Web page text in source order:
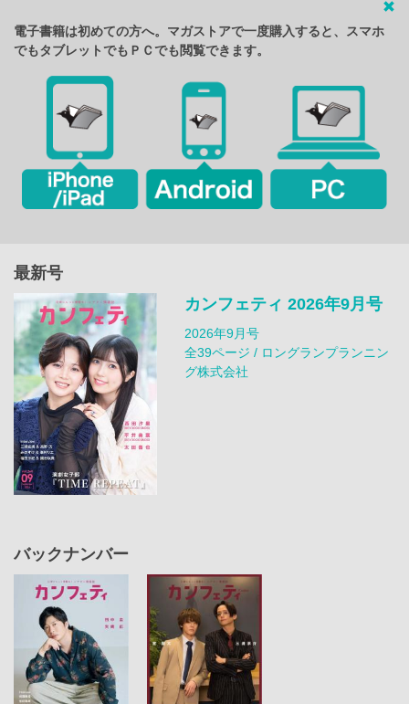
電子書籍は初めての方へ。マガストアで一度購入すると、スマホ
でもタブレットでもＰＣでも閲覧できます。
最新号
カンフェティ 2026年9月号
2026年9月号
全39ページ / ロングランプランニン
グ株式会社
バックナンバー